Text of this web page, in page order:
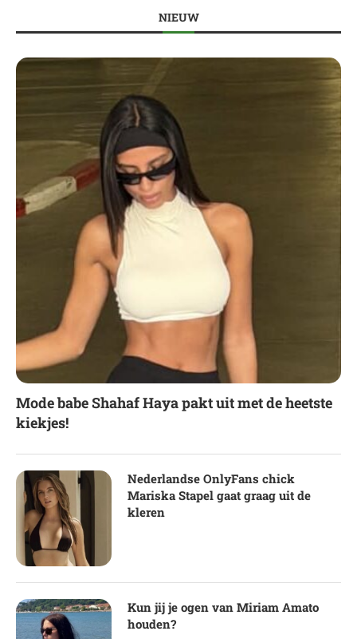
NIEUW
Mode babe Shahaf Haya pakt uit met de heetste
kiekjes!
Nederlandse OnlyFans chick
Mariska Stapel gaat graag uit de
kleren
Kun jij je ogen van Miriam Amato
houden?